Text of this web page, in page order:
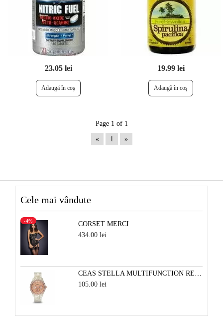
23.05 lei 19.99 lei
Page 1 of 1
« 1 »
Cele mai vândute
CORSET MERCI
-4%
434.00 lei
CEAS STELLA MULTIFUNCTION RESIN - ALB PERLAT SI ROSE
105.00 lei